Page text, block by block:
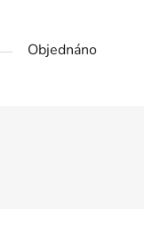
Objednáno